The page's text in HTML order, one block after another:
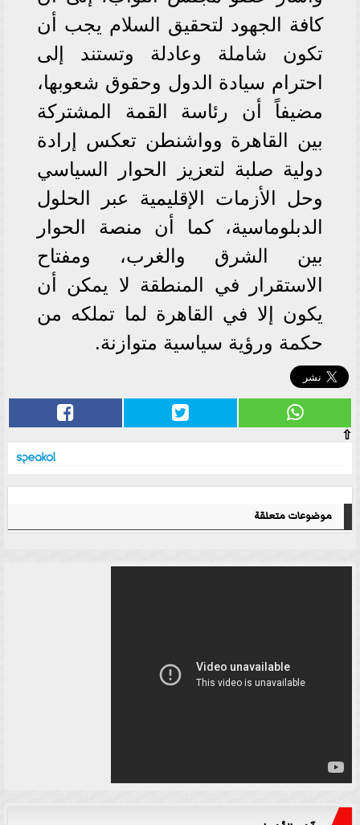
كافة الجهود لتحقيق السلام يجب أن
تكون شاملة وعادلة وتستند إلى
احترام سيادة الدول وحقوق شعوبها،
مضيفاً أن رئاسة القمة المشتركة
بين القاهرة وواشنطن تعكس إرادة
دولية صلبة لتعزيز الحوار السياسي
وحل الأزمات الإقليمية عبر الحلول
الدبلوماسية، كما أن منصة الحوار
بين الشرق والغرب، ومفتاح
الاستقرار في المنطقة لا يمكن أن
يكون إلا في القاهرة لما تملكه من
حكمة ورؤية سياسية متوازنة.
⇧
موضوعات متعلقة